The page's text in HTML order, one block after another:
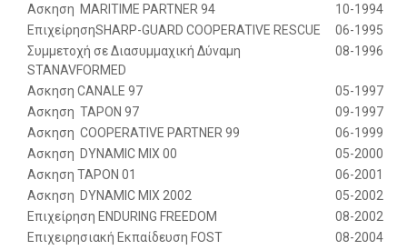
Aσκηση ΜΑRITIME PARTNER 94
10-1994
ΕπιχείρησηSHARP-GUARD COOPERATIVE RESCUE
06-1995
Συμμετοχή σε Διασυμμαχική Δύναμη
STANAVFORMED
08-1996
Aσκηση CANALE 97
05-1997
Aσκηση ΤΑPΟΝ 97
09-1997
Aσκηση COOPERATIVE PARTNER 99
06-1999
Aσκηση DYNAMIC MIX 00
05-2000
Aσκηση ΤΑΡΟΝ 01
06-2001
Aσκηση DYNAMIC MIX 2002
05-2002
Επιχείρηση ENDURING FREEDOM
08-2002
Επιχειρησιακή Εκπαίδευση FOST
08-2004